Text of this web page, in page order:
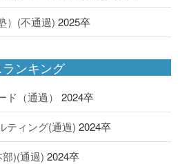
）(不通過) 2025卒
ンキング
（通過） 2024卒
ティング(通過) 2024卒
)(通過) 2024卒